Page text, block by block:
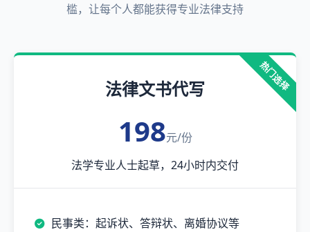
槛，让每个人都能获得专业法律支持
热门选择
法律文书代写
198元/份
法学专业人士起草，24小时内交付
民事类：起诉状、答辩状、离婚协议等